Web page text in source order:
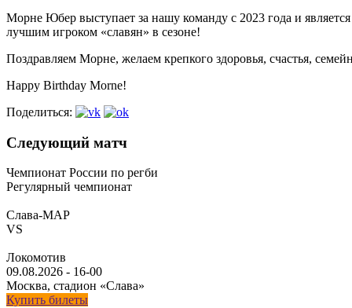
Морне Юбер выступает за нашу команду с 2023 года и
лучшим игроком «славян» в сезоне!
Поздравляем Морне, желаем крепкого здоровья, счастья,
Happy Birthday Morne!
Поделиться:
Следующий матч
Чемпионат России по регби
Регулярный чемпионат
Слава-МАР
VS
Локомотив
09.08.2026 - 16-00
Москва, стадион «Слава»
Купить билеты